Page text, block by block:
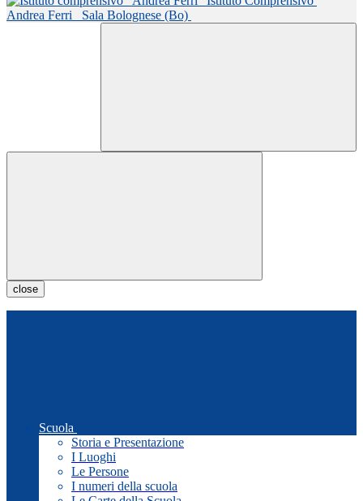
Andrea Ferri
Sala Bolognese (Bo)
close
Scuola
Storia e Presentazione
I Luoghi
Le Persone
I numeri della scuola